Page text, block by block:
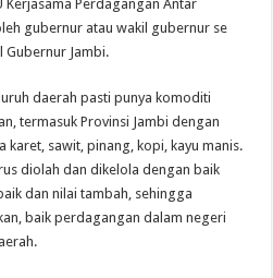
Perdagangan Antar
gubernur atau wakil gubernur se
Gubernur Jambi.
daerah pasti punya komoditi
termasuk Provinsi Jambi dengan
sawit, pinang, kopi, kayu manis.
diolah dan dikelola dengan baik
dan nilai tambah, sehingga
baik perdagangan dalam negeri